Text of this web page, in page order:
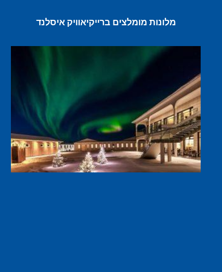
מלונות מומלצים ברייקיאוויק איסלנד